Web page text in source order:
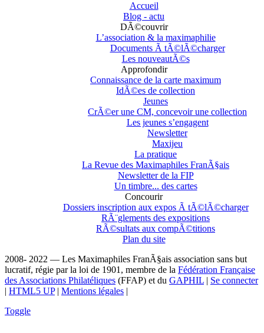
Accueil
Blog - actu
DÃ©couvrir
L’association & la maximaphilie
Documents Ã tÃ©lÃ©charger
Les nouveautÃ©s
Approfondir
Connaissance de la carte maximum
IdÃ©es de collection
Jeunes
CrÃ©er une CM, concevoir une collection
Les jeunes s’engagent
Newsletter
Maxijeu
La pratique
La Revue des Maximaphiles FranÃ§ais
Newsletter de la FIP
Un timbre... des cartes
Concourir
Dossiers inscription aux expos Ã tÃ©lÃ©charger
RÃ¨glements des expositions
RÃ©sultats aux compÃ©titions
Plan du site
2008- 2022 — Les Maximaphiles FranÃ§ais association sans but
lucratif, régie par la loi de 1901, membre de la Fédération Française
des Associations Philatéliques (FFAP) et du GAPHIL | Se connecter
| HTML5 UP| Mentions légales |
Toggle